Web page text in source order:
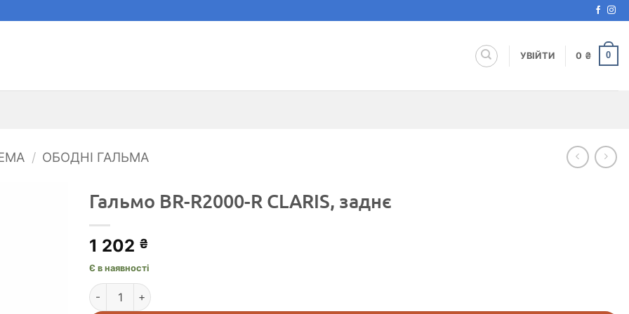
УВІЙТИ 0 ₴ 0
/ ОБОДНІ ГАЛЬМА
Гальмо BR-R2000-R CLARIS, заднє
1 202 ₴
Є в наявності
Гальмо BR-R2000-R CLARIS, заднє кількість